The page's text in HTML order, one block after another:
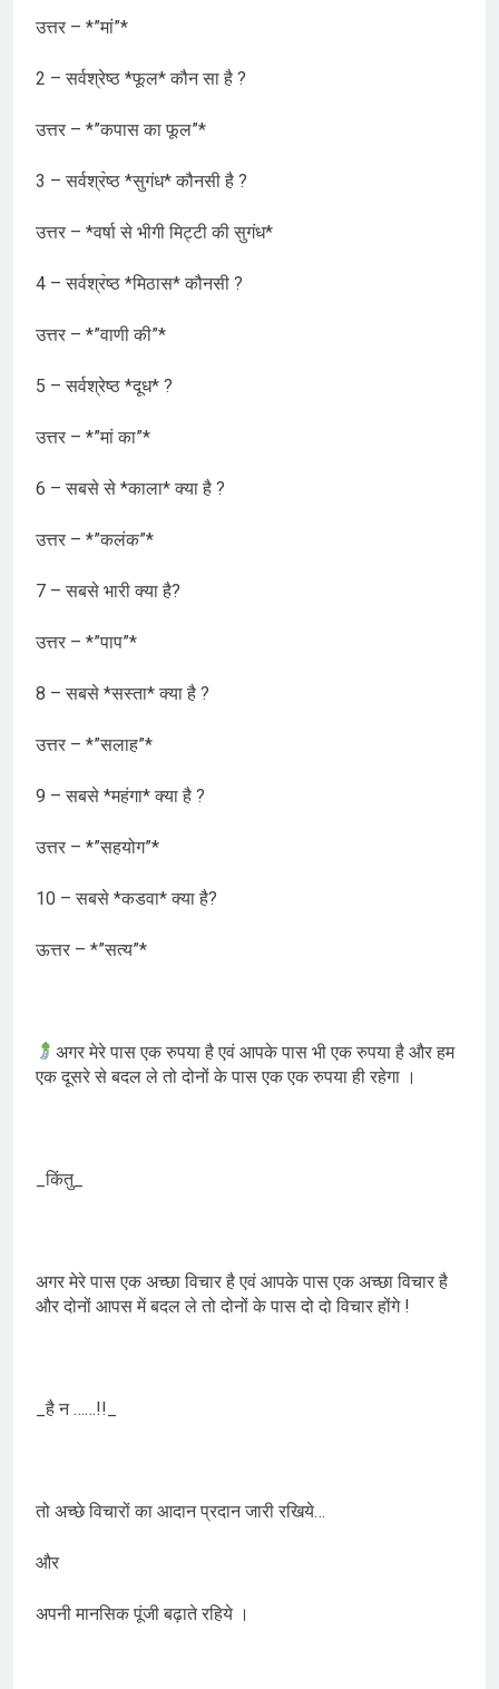
उत्तर – *”मां”*
2 – सर्वश्रेष्ठ *फूल* कौन सा है ?
उत्तर – *”कपास का फूल”*
3 – सर्वश्र॓ष्ठ *सुगंध* कौनसी है ?
उत्तर – *वर्षा से भीगी मिट्टी की सुगंध*
4 – सर्वश्र॓ष्ठ *मिठास* कौनसी ?
उत्तर – *”वाणी की”*
5 – सर्वश्रेष्ठ *दूध* ?
उत्तर – *”मां का”*
6 – सबसे से *काला* क्या है ?
उत्तर – *”कलंक”*
7 – सबसे भारी क्या है?
उत्तर – *”पाप”*
8 – सबसे *सस्ता* क्या है ?
उत्तर – *”सलाह”*
9 – सबसे *महंगा* क्या है ?
उत्तर – *”सहयोग”*
10 – सबसे *कडवा* क्या है?
ऊत्तर – *”सत्य”*
अगर मेरे पास एक रुपया है एवं आपके पास भी एक रुपया है और हम
एक दूसरे से बदल ले तो दोनों के पास एक एक रुपया ही रहेगा ।
_किंतु_
अगर मेरे पास एक अच्छा विचार है एवं आपके पास एक अच्छा विचार है
और दोनों आपस में बदल ले तो दोनों के पास दो दो विचार होंगे !
_है न ……!!_
तो अच्छे विचारों का आदान प्रदान जारी रखिये…
और
अपनी मानसिक पूंजी बढ़ाते रहिये ।